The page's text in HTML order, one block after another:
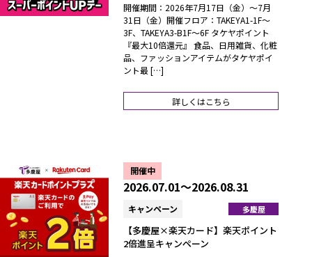
開催期間：2026年7月17日（金）～7月
31日（金）開催フロア：TAKEYA1-1F～
3F、TAKEYA3-B1F～6F タケヤポイント
『最大10倍還元』 食品、日用雑貨、化粧
品、ファッションアイテムがタケヤポイ
ント最 […]
詳しくはこちら
開催中
2026.07.01～2026.08.31
キャンペーン 多慶屋
【多慶屋×楽天カード】楽天ポイント
2倍進呈キャンペーン